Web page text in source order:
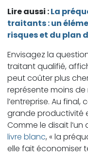
Lire aussi :La
traitants : un
risques et du plan
Envisagez la
traitant qualifié,
peut coûter plus
représente moins
l’entreprise. Au
grande productivité
Comme le disait
livre blanc, « la
elle fait économiser